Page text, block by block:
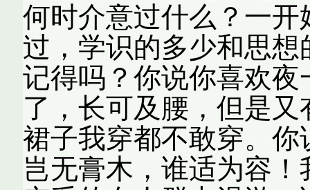
何时介意过什么？一
过，学识的多少和思
记得吗？你说你喜欢
了，长可及腰，但是
裙子我穿都不敢穿。
岂无膏木，谁适为容